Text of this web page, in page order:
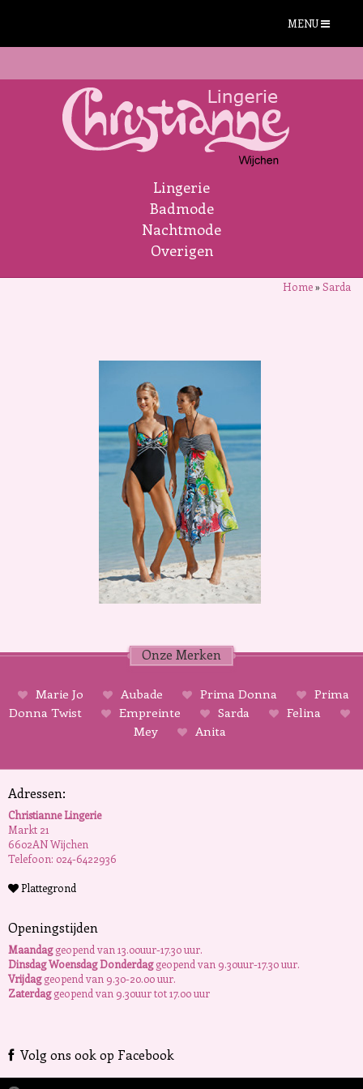
MENU
Lingerie
Badmode
Nachtmode
Overigen
Home»Sarda
Onze Merken
Marie Jo Aubade Prima Donna
Prima
Donna Twist
Empreinte Sarda
Felina
Mey
Anita
Adressen:
Christianne Lingerie
Markt 21
6602AN Wijchen
Telefoon: 024-6422936
Plattegrond
Openingstijden
Maandaggeopend van 13.00uur-17.30 uur.
Dinsdag Woensdag Donderdaggeopend van 9.30uur-17.30 uur.
Vrijdaggeopend van 9.30-20.00 uur.
Zaterdaggeopend van 9.30uur tot 17.00 uur
Volg ons ook op Facebook